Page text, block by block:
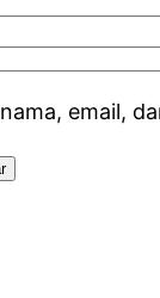
email,